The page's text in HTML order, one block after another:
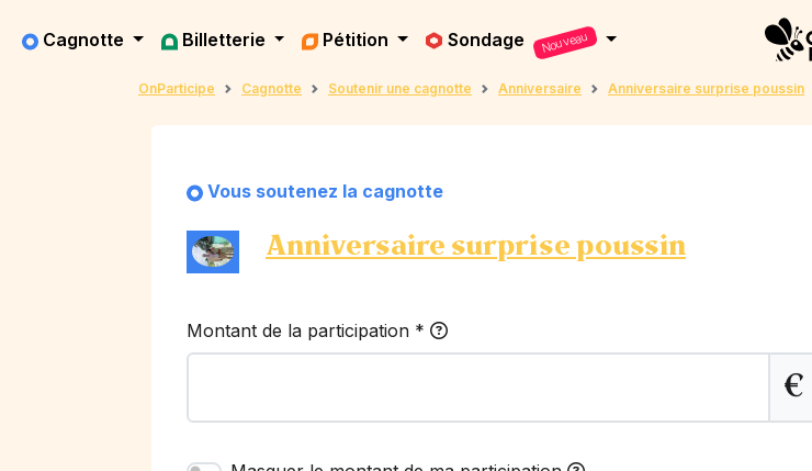
Cagnotte Billetterie Pétition Sondage Nouveau
OnParticipe Cagnotte Soutenir une cagnotte Anniversaire Anniversaire surprise poussin
Vous soutenez la cagnotte
Anniversaire surprise poussin
Montant de la participation *
€